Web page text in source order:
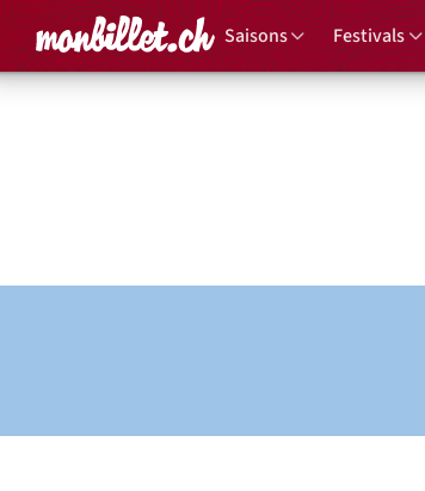
Accueil Saisons Festivals